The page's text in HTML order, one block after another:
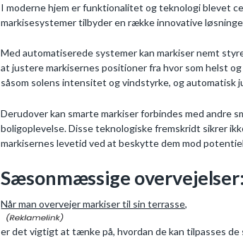
I moderne hjem er funktionalitet og teknologi blevet
markisesystemer tilbyder en række innovative
Med automatiserede systemer kan markiser nemt
at justere markisernes positioner fra hvor som helst
såsom solens intensitet og vindstyrke, og
Derudover kan smarte markiser forbindes med andre
boligoplevelse. Disse teknologiske fremskridt sikrer
markisernes levetid ved at beskytte dem mod
Sæsonmæssige
Når man overvejer markiser til sin terrasse,
er det vigtigt at tænke på, hvordan de kan tilpasses